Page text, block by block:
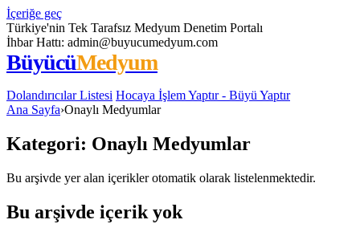
İçeriğe geç
Türkiye'nin Tek Tarafsız Medyum Denetim Portalı
İhbar Hattı: admin@buyucumedyum.com
BüyücüMedyum
Dolandırıcılar Listesi Hocaya İşlem Yaptır - Büyü Yaptır
Ana Sayfa›Onaylı Medyumlar
Kategori: Onaylı Medyumlar
Bu arşivde yer alan içerikler otomatik olarak listelenmektedir.
Bu arşivde içerik yok